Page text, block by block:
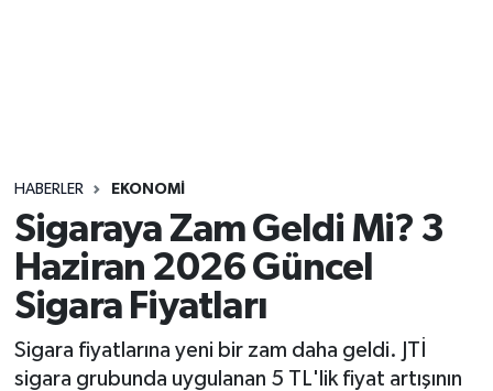
HABERLER EKONOMI
Sigaraya Zam Geldi Mi? 3
Haziran 2026 Güncel
Sigara Fiyatları
Sigara fiyatlarına yeni bir zam daha geldi. JTİ
sigara grubunda uygulanan 5 TL'lik fiyat artışının
Yaşam